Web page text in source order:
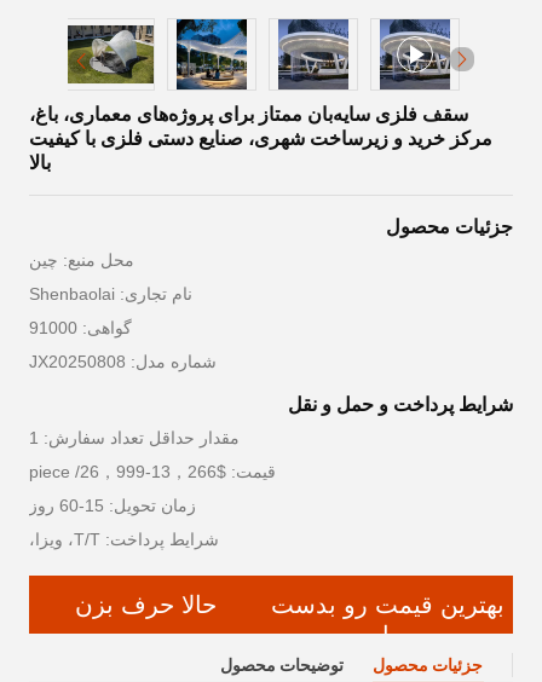
سقف فلزی سایه‌بان ممتاز برای پروژه‌های معماری، باغ،
مرکز خرید و زیرساخت شهری، صنایع دستی فلزی با کیفیت
بالا
جزئیات محصول
محل منبع: چین
نام تجاری: Shenbaolai
گواهی: 91000
شماره مدل: JX20250808
شرایط پرداخت و حمل و نقل
مقدار حداقل تعداد سفارش: 1
قیمت: $13，266-26，999/ piece
زمان تحویل: 15-60 روز
شرایط پرداخت: T/T، ویزا،
بهترین قیمت رو بدست
بیار
حالا حرف بزن
جزئیات محصول توضیحات محصول